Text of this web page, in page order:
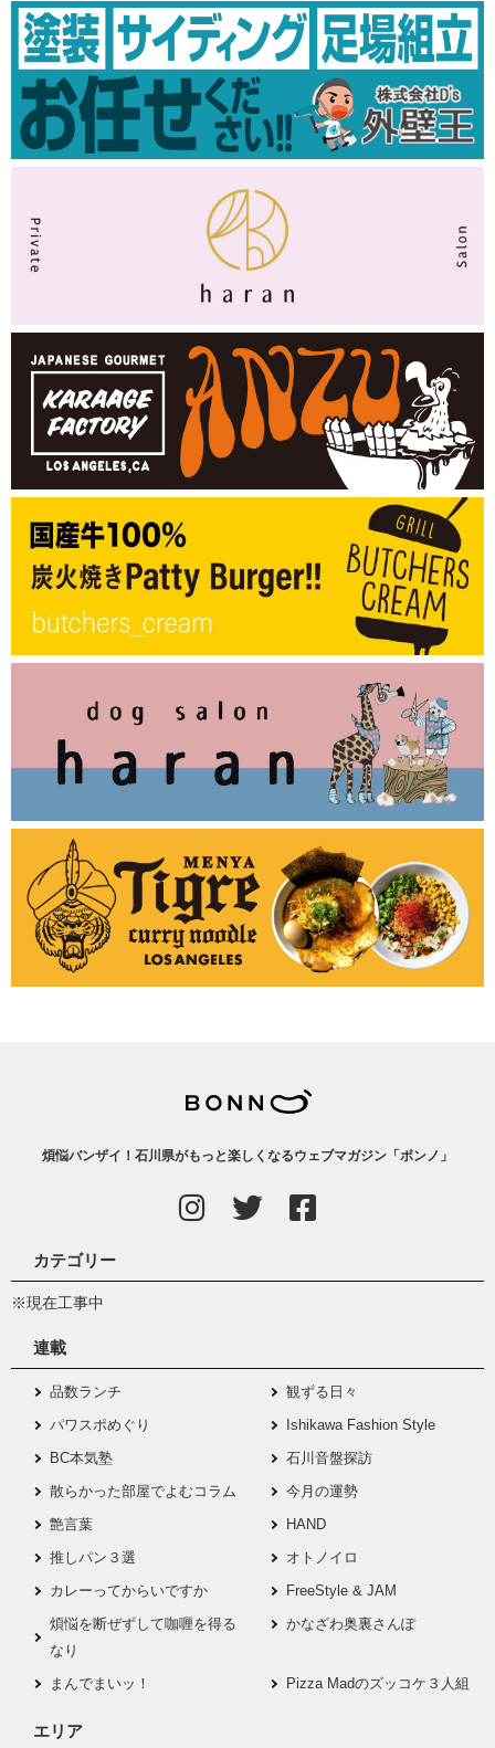
煩悩バンザイ！石川県がもっと楽しくなるウェブマガジン「ボンノ」
カテゴリー
※現在工事中
連載
品数ランチ
観ずる日々
パワスポめぐり
Ishikawa Fashion Style
BC本気塾
石川音盤探訪
散らかった部屋でよむコラム
今月の運勢
艶言葉
HAND
推しパン３選
オトノイロ
カレーってからいですか
FreeStyle & JAM
煩悩を断ぜずして咖喱を得る
なり
かなざわ奥裏さんぽ
まんでまいッ！ Pizza Madのズッコケ３人組
エリア